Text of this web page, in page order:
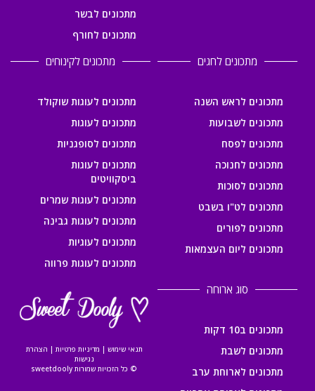
מתכונים לבשר
מתכונים לחורף
מתכונים לחגים
מתכונים לראש השנה
מתכונים לשבועות
מתכונים לפסח
מתכונים לחנוכה
מתכונים לסוכות
מתכונים לט"ו בשבט
מתכונים לפורים
מתכונים ליום העצמאות
מתכונים לקינוחים
מתכונים לעוגות שוקולד
מתכונים לעוגות
מתכונים לסופגניות
מתכונים לעוגות
ביסקוויטים
מתכונים לעוגות שמרים
מתכונים לעוגות גבינה
מתכונים לעוגיות
מתכונים לעוגות פרווה
סוג ארוחה
מתכונים ב10 דקות
מתכונים לשבת
מתכונים לארוחת ערב
תנאי שימוש | מדיניות פרטיות | הצהרת
נגישות
© כל הזכויות שמורות sweetdooly